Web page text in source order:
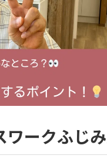
ークふじ